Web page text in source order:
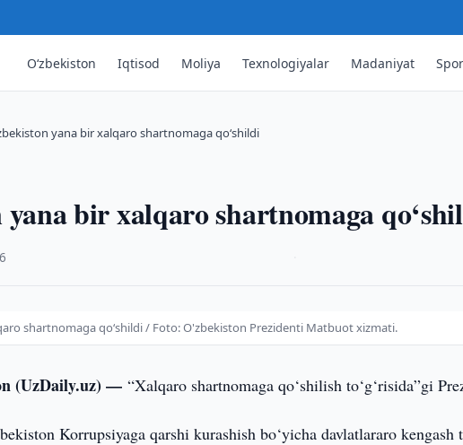
O‘zbekiston Iqtisod Moliya Texnologiyalar Madaniyat
yana bir xalqaro shartnomaga qo‘shildi
yana bir xalqaro shartnomaga
shartnomaga qo‘shildi / Foto: O'zbekiston Prezidenti Matbuot xizmati.
(UzDaily.uz) —“Xalqaro shartnomaga qo‘shilish to‘g‘risida”gi
Korrupsiyaga qarshi kurashish bo‘yicha davlatlararo